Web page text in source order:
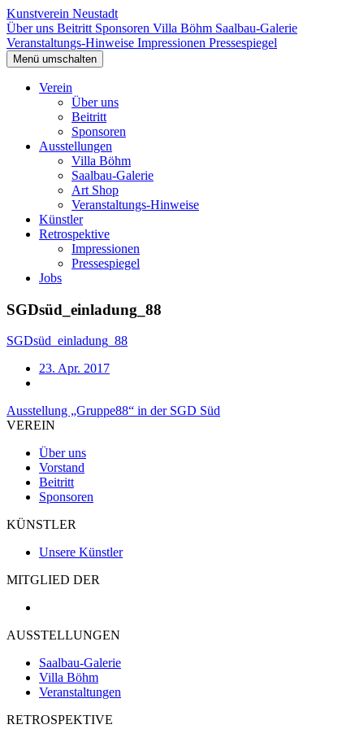
Kunstverein Neustadt
Über uns Beitritt Sponsoren Villa Böhm Saalbau-Galerie
Veranstaltungs-Hinweise Impressionen Pressespiegel
Menü umschalten
Verein
Über uns
Beitritt
Sponsoren
Ausstellungen
Villa Böhm
Saalbau-Galerie
Art Shop
Veranstaltungs-Hinweise
Künstler
Retrospektive
Impressionen
Pressespiegel
Jobs
SGDsüd_einladung_88
SGDsüd_einladung_88
23. Apr. 2017
Beitragsnavigation
Ausstellung „Gruppe88“ in der SGD Süd
VEREIN
Über uns
Vorstand
Beitritt
Sponsoren
KÜNSTLER
Unsere Künstler
MITGLIED DER
AUSSTELLUNGEN
Saalbau-Galerie
Villa Böhm
Veranstaltungen
RETROSPEKTIVE